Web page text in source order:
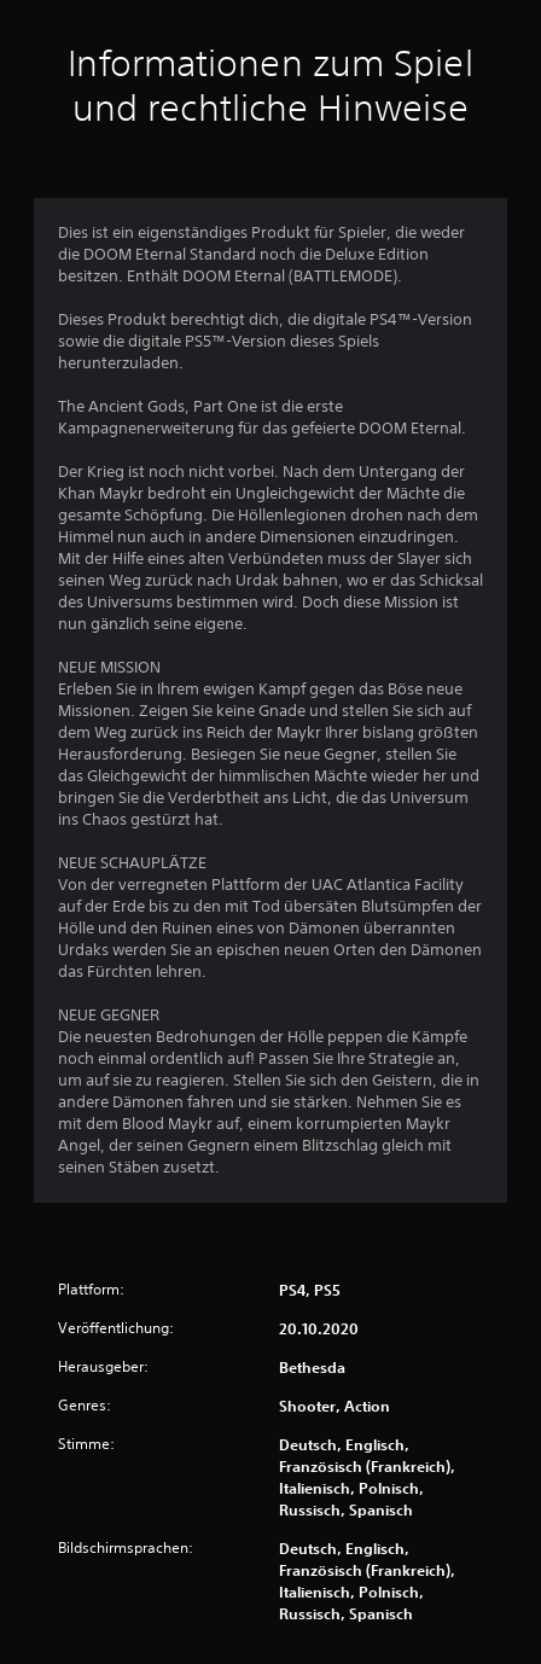
S
t
u
s
4
2
4
2
B
w
e
u
n
g
e
r
ü
h
s
e
m
f
i
d
l
c
h
e
S
t
e
u
r
e
l
e
m
e
n
e
D
u
k
a
n
s
t
d
a
s
S
p
i
l
n
e
e
l
j
r
z
e
i
b
e
i
S
p
e
l
e
n
o
d
e
r
u
s
h
e
n
p
a
u
s
i
e
r
e
n
n
u
r
b
e
i
m
O
f
S
i
Informationen zum Spiel
und rechtliche Hinweise
Dies ist ein eigenständiges Produkt für Spieler, die weder
die DOOM Eternal Standard noch die Deluxe Edition
besitzen. Enthält DOOM Eternal (BATTLEMODE).
Dieses Produkt berechtigt dich, die digitale PS4™-Version
sowie die digitale PS5™-Version dieses Spiels
herunterzuladen.
The Ancient Gods, Part One ist die erste
Kampagnenerweiterung für das gefeierte DOOM Eternal.
Der Krieg ist noch nicht vorbei. Nach dem Untergang der
Khan Maykr bedroht ein Ungleichgewicht der Mächte die
gesamte Schöpfung. Die Höllenlegionen drohen nach dem
Himmel nun auch in andere Dimensionen einzudringen.
Mit der Hilfe eines alten Verbündeten muss der Slayer sich
seinen Weg zurück nach Urdak bahnen, wo er das Schicksal
des Universums bestimmen wird. Doch diese Mission ist
nun gänzlich seine eigene.
NEUE MISSION
Erleben Sie in Ihrem ewigen Kampf gegen das Böse neue
Missionen. Zeigen Sie keine Gnade und stellen Sie sich auf
dem Weg zurück ins Reich der Maykr Ihrer bislang größten
Herausforderung. Besiegen Sie neue Gegner, stellen Sie
das Gleichgewicht der himmlischen Mächte wieder her und
bringen Sie die Verderbtheit ans Licht, die das Universum
ins Chaos gestürzt hat.
NEUE SCHAUPLÄTZE
Von der verregneten Plattform der UAC Atlantica Facility
auf der Erde bis zu den mit Tod übersäten Blutsümpfen der
Hölle und den Ruinen eines von Dämonen überrannten
Urdaks werden Sie an epischen neuen Orten den Dämonen
das Fürchten lehren.
NEUE GEGNER
Die neuesten Bedrohungen der Hölle peppen die Kämpfe
noch einmal ordentlich auf! Passen Sie Ihre Strategie an,
um auf sie zu reagieren. Stellen Sie sich den Geistern, die in
andere Dämonen fahren und sie stärken. Nehmen Sie es
mit dem Blood Maykr auf, einem korrumpierten Maykr
Angel, der seinen Gegnern einem Blitzschlag gleich mit
seinen Stäben zusetzt.
Plattform: PS4, PS5
Veröffentlichung: 20.10.2020
Herausgeber: Bethesda
Genres: Shooter, Action
Stimme:
Deutsch, Englisch,
Französisch (Frankreich),
Italienisch, Polnisch,
Russisch, Spanisch
Bildschirmsprachen:
Deutsch, Englisch,
Französisch (Frankreich),
Italienisch, Polnisch,
Russisch, Spanisch